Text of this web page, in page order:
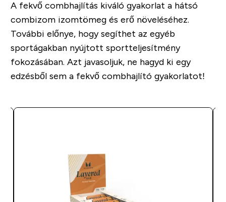
A fekvő combhajlítás kiváló gyakorlat a hátsó
combizom izomtömeg és erő növeléséhez.
További előnye, hogy segíthet az egyéb
sportágakban nyújtott sportteljesítmény
fokozásában. Azt javasoljuk, ne hagyd ki egy
edzésből sem a fekvő combhajlító gyakorlatot!